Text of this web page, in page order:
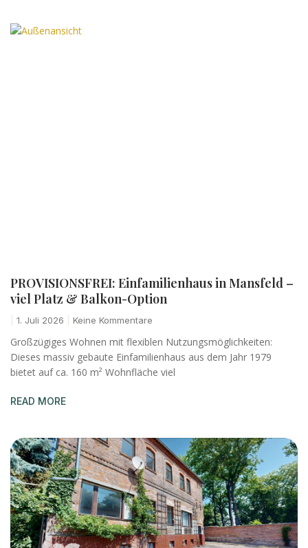
PROVISIONSFREI: Einfamilienhaus in Mansfeld –
viel Platz & Balkon-Option
1. Juli 2026 Keine Kommentare
Großzügiges Wohnen mit flexiblen Nutzungsmöglichkeiten:
Dieses massiv gebaute Einfamilienhaus aus dem Jahr 1979
bietet auf ca. 160 m² Wohnfläche viel
READ MORE